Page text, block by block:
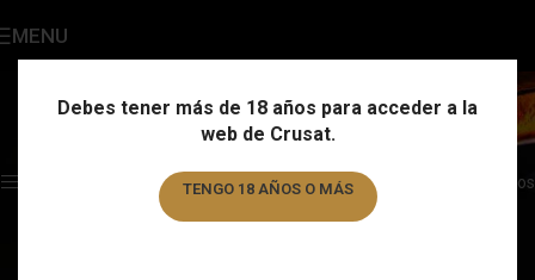
Debes tener más de 18 años para acceder a la
web de Crusat.
TENGO 18 AÑOS O MÁS
MENU Stone Brewing
Stone Brewing Showing all 3 results
Filtros